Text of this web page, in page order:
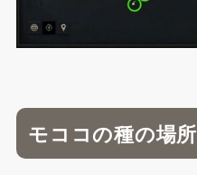
モココの種の場所